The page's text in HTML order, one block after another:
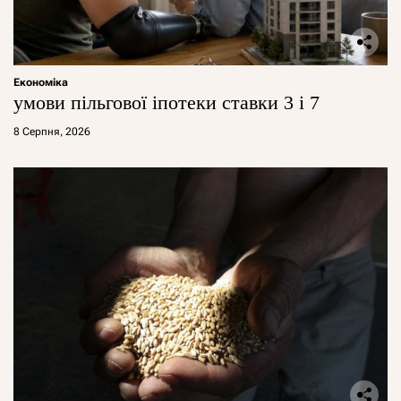
Економіка
умови пільгової іпотеки ставки 3 і 7
8 Серпня, 2026